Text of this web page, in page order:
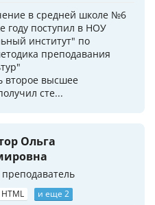
в средней школе №6
году поступил в НОУ
институт" по
преподавания
второе высшее
сте...
Ольга
HTML
и еще 2